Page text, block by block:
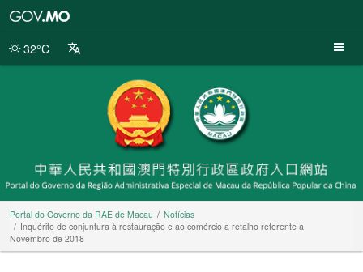
da
32°C
Portal do Governo da RAE de Macau
Notícias
Inquérito de conjuntura à restauração e ao comércio a retalho referente a
Novembro de 2018